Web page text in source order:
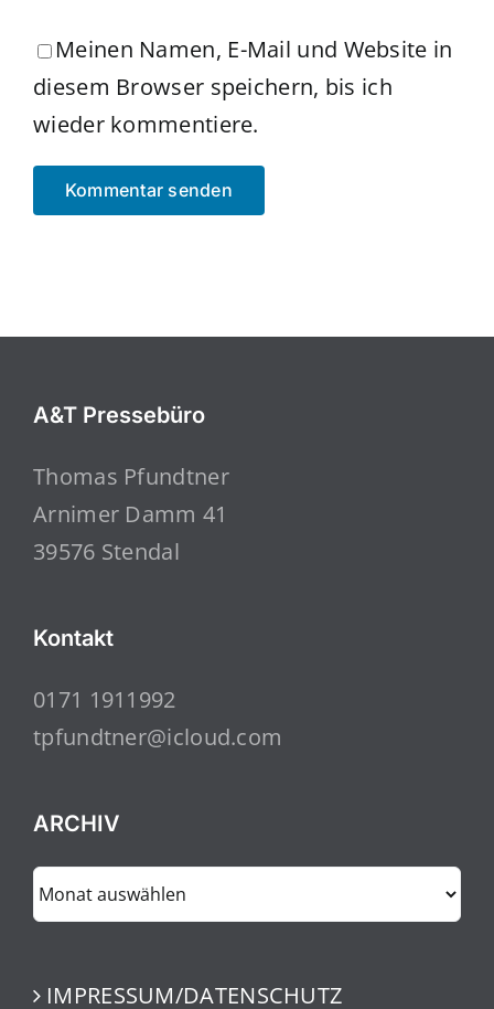
Meinen Namen, E-Mail und Website in
diesem Browser speichern, bis ich
wieder kommentiere.
A&T Pressebüro
Thomas Pfundtner
Arnimer Damm 41
39576 Stendal
Kontakt
0171 1911992
tpfundtner@icloud.com
ARCHIV
ARCHIV
IMPRESSUM/DATENSCHUTZ